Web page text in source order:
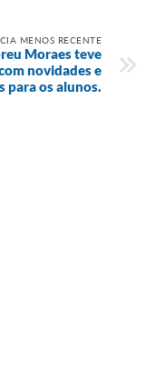
MENOS RECENTE
Moraes teve
novidades e
para os alunos.